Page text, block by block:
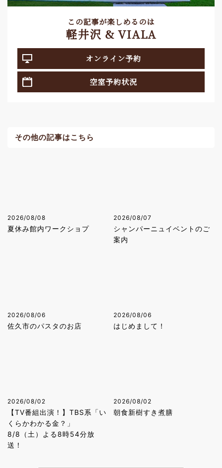
この記事が楽しめるのは
軽井沢 & VIALA
オンライン予約
空室予約状況
その他の記事はこちら
2026/08/08
夏休み館内ワークショプ
2026/08/07
シャンパーニュイベントのご
案内
2026/08/06
佐久市のパスタのお店
2026/08/06
はじめまして！
2026/08/02
【TV番組出演！】TBS系「い
くらかわかる金？」
8/8（土）よる8時54分放
送！
2026/08/02
朝食新樹すき煮膳